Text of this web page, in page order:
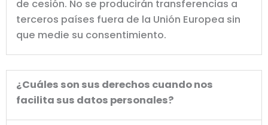
de cesión. No se producirán transferencias a
terceros países fuera de la Unión Europea sin
que medie su consentimiento.
¿Cuáles son sus derechos cuando nos
facilita sus datos personales?